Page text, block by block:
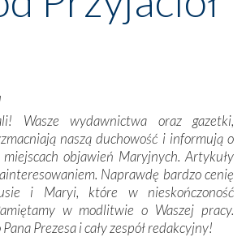
pomoc w wygranej bitwie o
Zachwyt budziła potężna, a zarazem
tych monumentalnych dzieł,
dbałość ich twórców o detale,
fatimskich wizjonerów – Łucji
Hiacynty i Franciszka Marto.
ich grobach. Odprawiliśmy Drogę
stronach, odwiedziliśmy
Wasze wydawnictwa oraz gazetki,
naszą duchowość i informują o
objawień Maryjnych. Artykuły
Naprawdę bardzo cenię
i Maryi, które w nieskończoność
w modlitwie o Waszej pracy.
Prezesa i cały zespół redakcyjny!